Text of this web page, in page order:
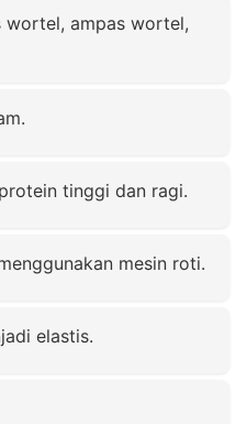
wortel, ampas wortel,
tinggi dan ragi.
mesin roti.
elastis.